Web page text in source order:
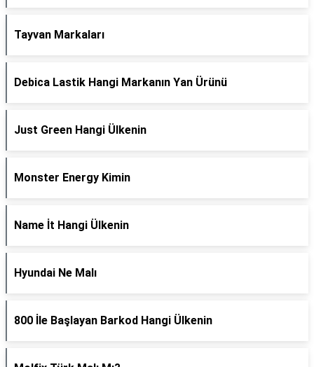
Tayvan Markaları
Debica Lastik Hangi Markanın Yan Ürünü
Just Green Hangi Ülkenin
Monster Energy Kimin
Name İt Hangi Ülkenin
Hyundai Ne Malı
800 İle Başlayan Barkod Hangi Ülkenin